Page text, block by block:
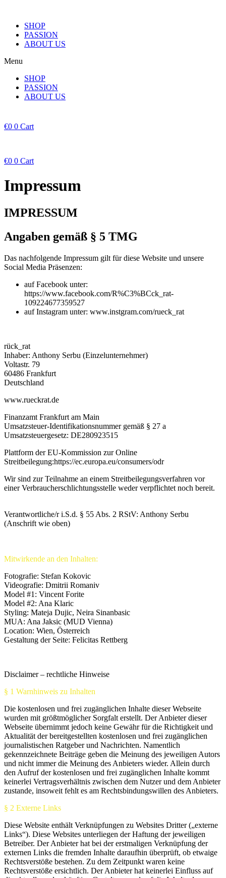
SHOP
PASSION
ABOUT US
Menu
SHOP
PASSION
ABOUT US
€0 0 Cart
€0 0 Cart
Impressum
IMPRESSUM
Angaben gemäß § 5 TMG
Das nachfolgende Impressum gilt für diese Website und unsere
Social Media Präsenzen:
auf Facebook unter:
https://www.facebook.com/R%C3%BCck_rat-
109224677359527
auf Instagram unter: www.instgram.com/rueck_rat
rück_rat
Inhaber: Anthony Serbu (Einzelunternehmer)
Voltastr. 79
60486 Frankfurt
Deutschland
www.rueckrat.de
Finanzamt Frankfurt am Main
Umsatzsteuer-Identifikationsnummer gemäß § 27 a
Umsatzsteuergesetz: DE280923515
Plattform der EU-Kommission zur Online
Streitbeilegung:https://ec.europa.eu/consumers/odr
Wir sind zur Teilnahme an einem Streitbeilegungsverfahren vor
einer Verbraucherschlichtungsstelle weder verpflichtet noch bereit.
Verantwortliche/r i.S.d. § 55 Abs. 2 RStV: Anthony Serbu
(Anschrift wie oben)
Mitwirkende an den Inhalten:
Fotografie: Stefan Kokovic
Videografie: Dmitrii Romaniv
Model #1: Vincent Forite
Model #2: Ana Klaric
Styling: Mateja Dujic, Neira Sinanbasic
MUA: Ana Jaksic (MUD Vienna)
Location: Wien, Österreich
Gestaltung der Seite: Felicitas Rettberg
Disclaimer – rechtliche Hinweise
§ 1 Warnhinweis zu Inhalten
Die kostenlosen und frei zugänglichen Inhalte dieser Webseite
wurden mit größtmöglicher Sorgfalt erstellt. Der Anbieter dieser
Webseite übernimmt jedoch keine Gewähr für die Richtigkeit und
Aktualität der bereitgestellten kostenlosen und frei zugänglichen
journalistischen Ratgeber und Nachrichten. Namentlich
gekennzeichnete Beiträge geben die Meinung des jeweiligen Autors
und nicht immer die Meinung des Anbieters wieder. Allein durch
den Aufruf der kostenlosen und frei zugänglichen Inhalte kommt
keinerlei Vertragsverhältnis zwischen dem Nutzer und dem Anbieter
zustande, insoweit fehlt es am Rechtsbindungswillen des Anbieters.
§ 2 Externe Links
Diese Website enthält Verknüpfungen zu Websites Dritter („externe
Links“). Diese Websites unterliegen der Haftung der jeweiligen
Betreiber. Der Anbieter hat bei der erstmaligen Verknüpfung der
externen Links die fremden Inhalte daraufhin überprüft, ob etwaige
Rechtsverstöße bestehen. Zu dem Zeitpunkt waren keine
Rechtsverstöße ersichtlich. Der Anbieter hat keinerlei Einfluss auf